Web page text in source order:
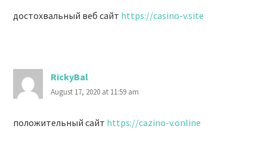
достохвальный веб сайт https://casino-v.site
RickyBal
August 17, 2020 at 11:59 am
положительный сайт https://cazino-v.online